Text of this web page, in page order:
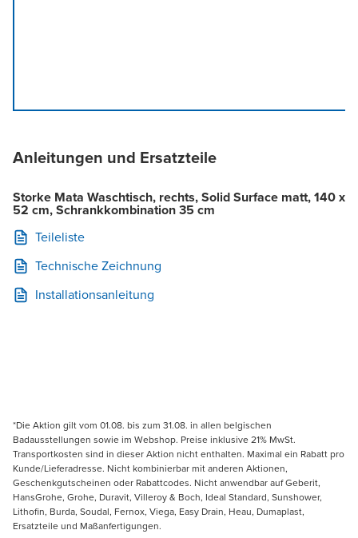
Anleitungen und Ersatzteile
Storke Mata Waschtisch, rechts, Solid Surface matt, 140 x
52 cm, Schrankkombination 35 cm
Teileliste
Technische Zeichnung
Installationsanleitung
*Die Aktion gilt vom 01.08. bis zum 31.08. in allen belgischen
Badausstellungen sowie im Webshop. Preise inklusive 21% MwSt.
Transportkosten sind in dieser Aktion nicht enthalten. Maximal ein Rabatt pro
Kunde/Lieferadresse. Nicht kombinierbar mit anderen Aktionen,
Geschenkgutscheinen oder Rabattcodes. Nicht anwendbar auf Geberit,
HansGrohe, Grohe, Duravit, Villeroy & Boch, Ideal Standard, Sunshower,
Lithofin, Burda, Soudal, Fernox, Viega, Easy Drain, Heau, Dumaplast,
Ersatzteile und Maßanfertigungen.